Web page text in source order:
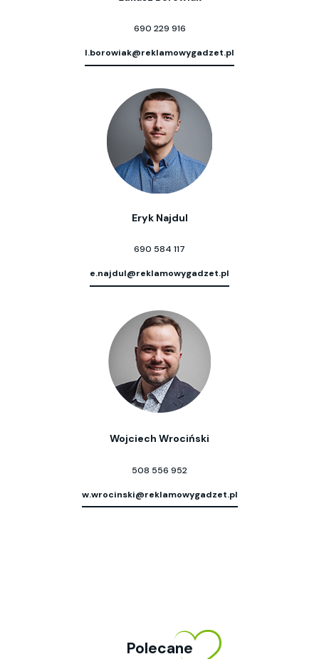
690 229 916
l.borowiak@reklamowygadzet.pl
Eryk Najdul
690 584 117
e.najdul@reklamowygadzet.pl
Wojciech Wrociński
508 556 952
w.wrocinski@reklamowygadzet.pl
Polecane